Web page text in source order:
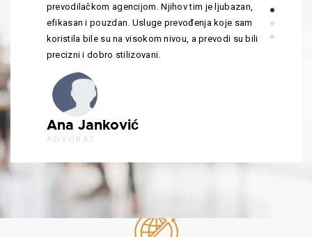
prevodilačkom agencijom. Njihov tim je ljubazan,
efikasan i pouzdan. Usluge prevođenja koje sam
koristila bile su na visokom nivou, a prevodi su bili
precizni i dobro stilizovani.
Ana Janković
ADVOKAT